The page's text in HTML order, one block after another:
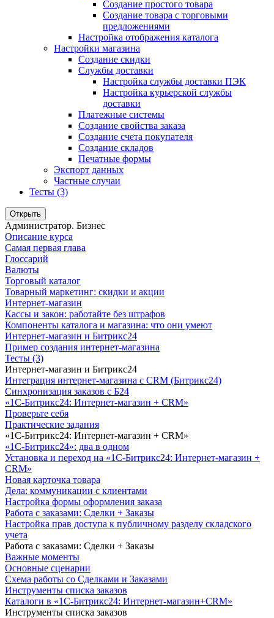
Создание простого товара
Создание товара с торговыми
предложениями
Настройка отображения каталога
Настройки магазина
Создание скидки
Службы доставки
Настройка службы доставки ПЭК
Настройка курьерской службы
доставки
Платежные системы
Создание свойства заказа
Создание счета покупателя
Создание складов
Печатные формы
Экспорт данных
Частные случаи
Тесты (3)
Открыть
Администратор. Бизнес
Описание курса
Самая первая глава
Глоссарий
Валюты
Торговый каталог
Товарный маркетинг: скидки и акции
Интернет-магазин
Кассы и закон: работайте без штрафов
Компоненты каталога и магазина: что они умеют
Интернет-магазин и Битрикс24
Пример создания интернет-магазина
Тесты (3)
Интернет-магазин и Битрикс24
Интеграция интернет-магазина с CRM (Битрикс24)
Синхронизация заказов с Б24
«1С-Битрикс24: Интернет-магазин + CRM»
Проверьте себя
Практические задания
«1С-Битрикс24: Интернет-магазин + CRM»
«1С-Битрикс24»: два в одном
Установка и переход на «1С-Битрикс24: Интернет-магазин +
CRM»
Новая карточка товара
Дела: коммуникации с клиентами
Настройка формы оформления заказа
Работа с заказами: Сделки + Заказы
Настройка прав доступа к публичному разделу складского
учета
Работа с заказами: Сделки + Заказы
Важные моменты
Основные сценарии
Схема работы со Сделками и Заказами
Инструменты списка заказов
Каталоги в «1С-Битрикс24: Интернет-магазин+CRM»
Инструменты списка заказов